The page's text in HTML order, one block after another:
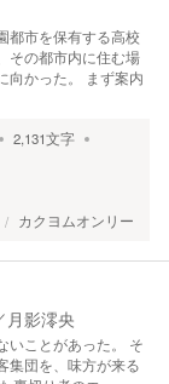
都市を保有する高校
その都市内に住む場
向かった。 まず案内
2,131文字
カクヨムオンリー
月影澪央
いことがあった。 そ
集団を、味方が来る